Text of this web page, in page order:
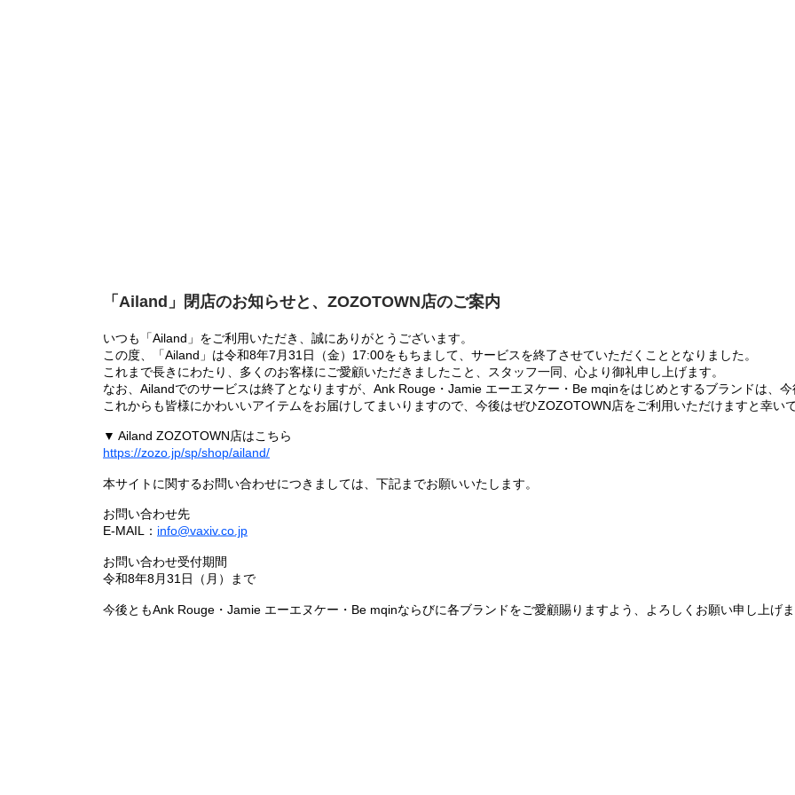
「Ailand」閉店のお知らせと、ZOZOTOWN店のご案内
いつも「Ailand」をご利用いただき、誠にありがとうございます。
この度、「Ailand」は令和8年7月31日（金）17:00をもちまして、サービスを終了させていただくこととなりました。
これまで長きにわたり、多くのお客様にご愛顧いただきましたこと、スタッフ一同、心より御礼申し上げます。
なお、Ailandでのサービスは終了となりますが、Ank Rouge・Jamie エーエヌケー・Be mqinをはじめとするブランドは、
これからも皆様にかわいいアイテムをお届けしてまいりますので、今後はぜひZOZOTOWN店をご利用いただけますと幸いで
▼ Ailand ZOZOTOWN店はこちら
https://zozo.jp/sp/shop/ailand/
本サイトに関するお問い合わせにつきましては、下記までお願いいたします。
お問い合わせ先
E-MAIL： info@vaxiv.co.jp
お問い合わせ受付期間
令和8年8月31日（月）まで
今後ともAnk Rouge・Jamie エーエヌケー・Be mqinならびに各ブランドをご愛顧賜りますよう、よろしくお願い申し上げま